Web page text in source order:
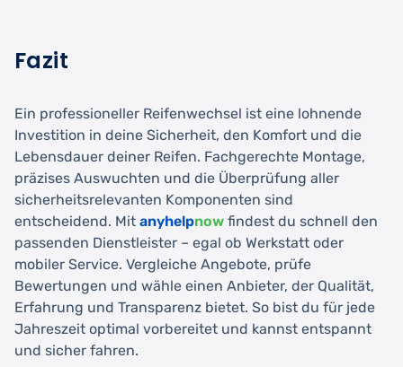
Fazit
Ein professioneller Reifenwechsel ist eine lohnende
Investition in deine Sicherheit, den Komfort und die
Lebensdauer deiner Reifen. Fachgerechte Montage,
präzises Auswuchten und die Überprüfung aller
sicherheitsrelevanten Komponenten sind
entscheidend. Mit anyhelpnow findest du schnell den
passenden Dienstleister – egal ob Werkstatt oder
mobiler Service. Vergleiche Angebote, prüfe
Bewertungen und wähle einen Anbieter, der Qualität,
Erfahrung und Transparenz bietet. So bist du für jede
Jahreszeit optimal vorbereitet und kannst entspannt
und sicher fahren.